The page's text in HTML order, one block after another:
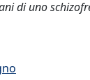
di uno